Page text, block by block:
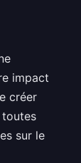
impact
créer
sur le